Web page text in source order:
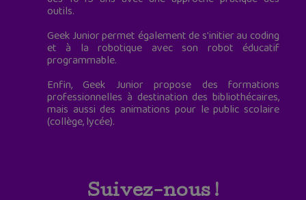
outils.
Geek Junior permet également de s'initier au coding
et à la robotique avec son robot éducatif
programmable.
Enfin, Geek Junior propose des formations
professionnelles à destination des bibliothécaires,
mais aussi des animations pour le public scolaire
(collège, lycée).
Suivez-nous !